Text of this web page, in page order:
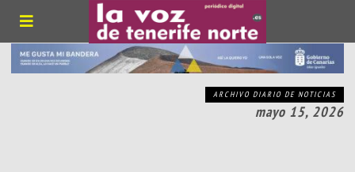
ARCHIVO DIARIO DE NOTICIAS
mayo 15, 2026